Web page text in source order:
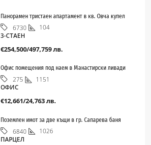
Панорамен тристаен апартамент в кв. Овча купел
6730
104
3-СТАЕН
€254,500/497,759 лв.
Офис помещения под наем в Манастирски ливади
275
1151
ОФИС
€12,661/24,763 лв.
Поземлен имот за две къщи в гр. Сапарева баня
6840
1026
ПАРЦЕЛ